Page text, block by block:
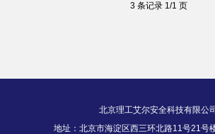
3 条记录 1/1 页
北京理工艾尔安全科技有限公司
地址：北京市海淀区西三环北路11号21号